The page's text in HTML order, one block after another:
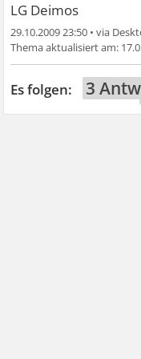
LG Deimos
29.10.2009 23:50 •
3